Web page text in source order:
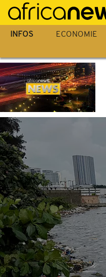
Passer
au
contenu
INFOS ECONOMIE